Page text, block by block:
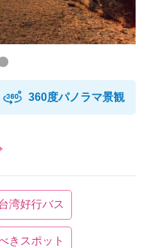
360度パノラマ景観
湾好行バス
きスポット